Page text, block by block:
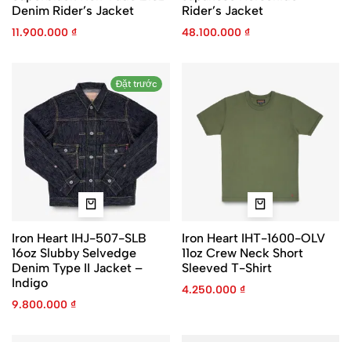
Denim Rider’s Jacket
11.900.000 ₫
Rider’s Jacket
48.100.000 ₫
Đặt trước
Iron Heart IHJ-507-SLB
16oz Slubby Selvedge
Denim Type II Jacket –
Indigo
9.800.000 ₫
Iron Heart IHT-1600-OLV
11oz Crew Neck Short
Sleeved T-Shirt
4.250.000 ₫